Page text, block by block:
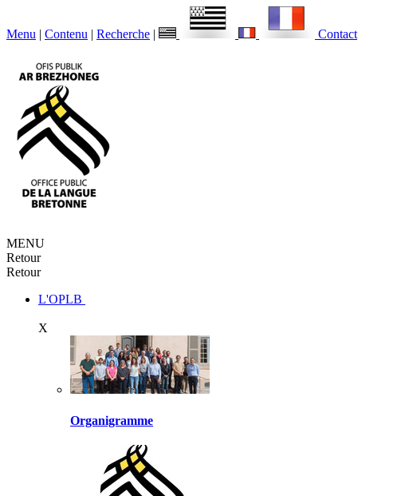
Menu | Contenu | Recherche | Contact
MENU
Retour
Retour
L'OPLB
X
Organigramme